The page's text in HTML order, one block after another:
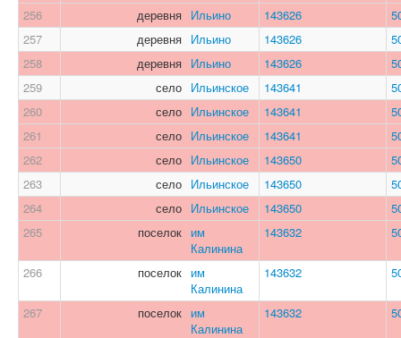
256
деревня Ильино 143626
257
деревня Ильино 143626
258
деревня Ильино 143626
259
село Ильинское 143641
260
село Ильинское 143641
261
село Ильинское 143641
262
село Ильинское 143650
263
село Ильинское 143650
264
село Ильинское 143650
265
поселок им
Калинина
143632
266 поселок им
Калинина
143632
267 поселок им
Калинина
143632